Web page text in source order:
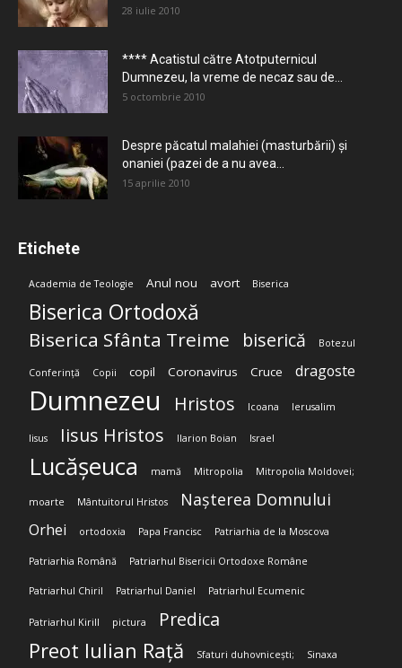
28 iulie 2010
**** Acatistul către Atotputernicul
Dumnezeu, la vreme de necaz sau de...
5 octombrie 2010
Despre păcatul malahiei (masturbării) şi
onaniei (pazei de a nu avea...
15 aprilie 2010
Etichete
Academia de Teologie Anul nou avort Biserica
Biserica Ortodoxă
Biserica Sfânta Treime biserică Botezul
Conferință Copii copil Coronavirus Cruce dragoste
Dumnezeu Hristos Icoana Ierusalim
Iisus Iisus Hristos Ilarion Boian Israel
Lucășeuca mamă Mitropolia Mitropolia Moldovei;
moarte Mântuitorul Hristos Nașterea Domnului
Orhei ortodoxia Papa Francisc Patriarhia de la Moscova
Patriarhia Română Patriarhul Bisericii Ortodoxe Române
Patriarhul Chiril Patriarhul Daniel Patriarhul Ecumenic
Patriarhul Kirill pictura Predica
Preot Iulian Rață Sfaturi duhovnicești; Sinaxa